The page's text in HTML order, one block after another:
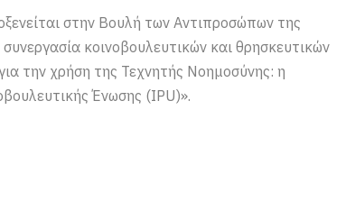
στην Βουλή των Αντιπροσώπων της
κοινοβουλευτικών και θρησκευτικών
την χρήση της Τεχνητής Νοημοσύνης: η
Ένωσης (IPU)».